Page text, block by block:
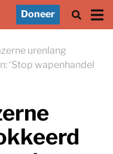
Doneer
urenlang
‘Stop wapenhandel